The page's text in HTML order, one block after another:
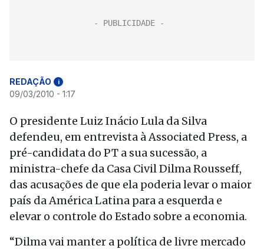
REDAÇÃO i
09/03/2010 - 1:17
O presidente Luiz Inácio Lula da Silva
defendeu, em entrevista à Associated Press, a
pré-candidata do PT a sua sucessão, a
ministra-chefe da Casa Civil Dilma Rousseff,
das acusações de que ela poderia levar o maior
país da América Latina para a esquerda e
elevar o controle do Estado sobre a economia.
“Dilma vai manter a política de livre mercado